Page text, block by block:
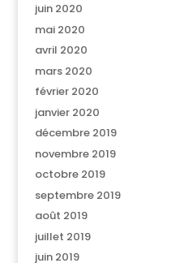
juin 2020
mai 2020
avril 2020
mars 2020
février 2020
janvier 2020
décembre 2019
novembre 2019
octobre 2019
septembre 2019
août 2019
juillet 2019
juin 2019